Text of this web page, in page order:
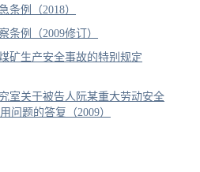
条例（2018）
条例（2009修订）
矿生产安全事故的特别规定
室关于被告人阮某重大劳动安全
问题的答复（2009）